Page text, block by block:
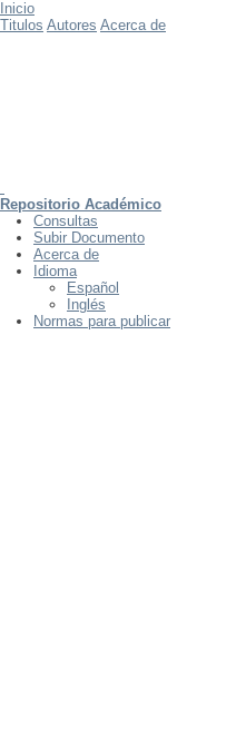
Inicio
Titulos Autores Acerca de
Repositorio Académico
Consultas
Subir Documento
Acerca de
Idioma
Español
Inglés
Normas para publicar